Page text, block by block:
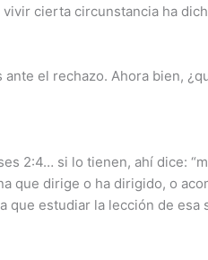
cierta circunstancia ha
el rechazo. Ahora bien,
2:4… si lo tienen, ahí dice:
que dirige o ha dirigido, o
estudiar la lección de esa